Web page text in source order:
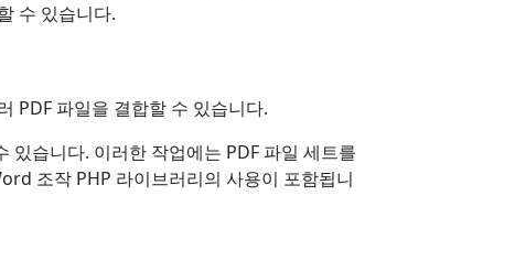
수 있습니다.
PDF 파일을 결합할 수 있습니다.
습니다. 이러한 작업에는 PDF 파일 세트를
조작 PHP 라이브러리의 사용이 포함됩니